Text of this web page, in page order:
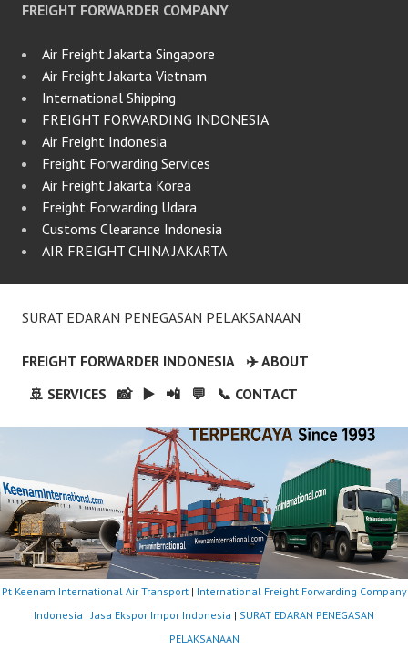
FREIGHT FORWARDER COMPANY
Air Freight Jakarta Singapore
Air Freight Jakarta Vietnam
International Shipping
FREIGHT FORWARDING INDONESIA
Air Freight Indonesia
Freight Forwarding Services
Air Freight Jakarta Korea
Freight Forwarding Udara
Customs Clearance Indonesia
AIR FREIGHT CHINA JAKARTA
SURAT EDARAN PENEGASAN PELAKSANAAN
FREIGHT FORWARDER INDONESIA
✈️ ABOUT
🚢 SERVICES
📸 ▶️ 📲 💬 📞 CONTACT
Pt Keenam International Air Transport| International Freight Forwarding Company
Indonesia | Jasa Ekspor Impor Indonesia | SURAT EDARAN PENEGASAN
PELAKSANAAN